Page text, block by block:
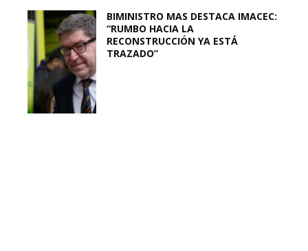
BIMINISTRO MAS DESTACA IMACEC:
“RUMBO HACIA LA
RECONSTRUCCIÓN YA ESTÁ
TRAZADO”